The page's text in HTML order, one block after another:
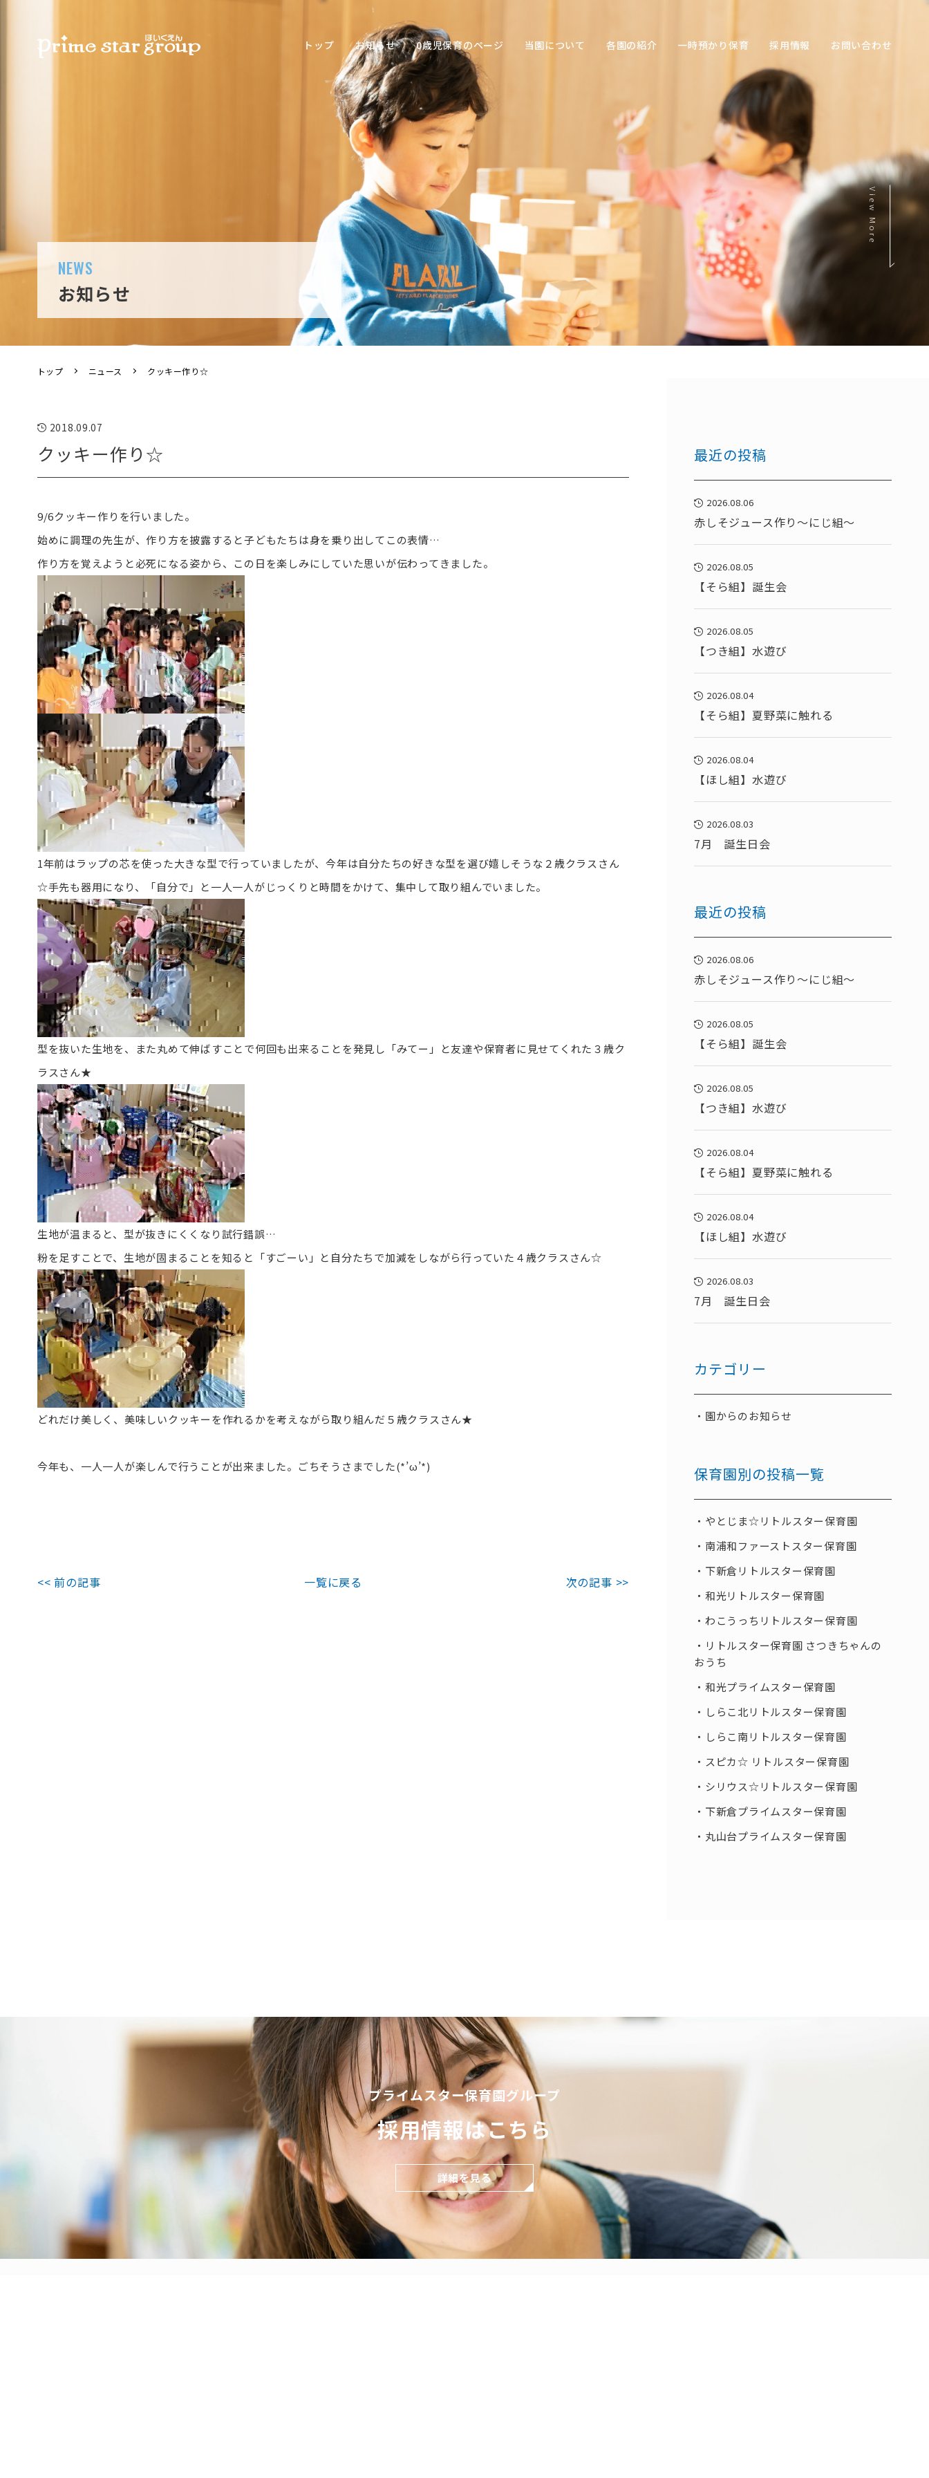
トップ お知らせ 0歳児保育のページ 当園について
環境
色
各園の紹介 一時預かり保育 採用情報 お問い合わせ
NEWS
お知らせ
View More
トップ ニュース クッキー作り☆
2018.09.07
クッキー作り☆
9/6クッキー作りを行いました。
始めに調理の先生が、作り方を披露すると子どもたちは身を乗り出してこの表情…
作り方を覚えようと必死になる姿から、この日を楽しみにしていた思いが伝わってきました。
1年前はラップの芯を使った大きな型で行っていましたが、今年は自分たちの好きな型を選び嬉しそうな２歳クラスさん
☆手先も器用になり、「自分で」と一人一人がじっくりと時間をかけて、集中して取り組んでいました。
型を抜いた生地を、また丸めて伸ばすことで何回も出来ることを発見し「みてー」と友達や保育者に見せてくれた３歳ク
ラスさん★
生地が温まると、型が抜きにくくなり試行錯誤…
粉を足すことで、生地が固まることを知ると「すごーい」と自分たちで加減をしながら行っていた４歳クラスさん☆
どれだけ美しく、美味しいクッキーを作れるかを考えながら取り組んだ５歳クラスさん★
今年も、一人一人が楽しんで行うことが出来ました。ごちそうさまでした(*’ω’*)
<< 前の記事 一覧に戻る 次の記事 >>
最近の投稿
2026.08.06
赤しそジュース作り～にじ組～
2026.08.05
【そら組】誕生会
2026.08.05
【つき組】水遊び
2026.08.04
【そら組】夏野菜に触れる
2026.08.04
【ほし組】水遊び
2026.08.03
7月 誕生日会
最近の投稿
2026.08.06
赤しそジュース作り～にじ組～
2026.08.05
【そら組】誕生会
2026.08.05
【つき組】水遊び
2026.08.04
【そら組】夏野菜に触れる
2026.08.04
【ほし組】水遊び
2026.08.03
7月 誕生日会
カテゴリー
園からのお知らせ
保育園別の投稿一覧
やとじま☆リトルスター保育園
南浦和ファーストスター保育園
下新倉リトルスター保育園
和光リトルスター保育園
わこうっちリトルスター保育園
リトルスター保育園 さつきちゃんの
おうち
和光プライムスター保育園
しらこ北リトルスター保育園
しらこ南リトルスター保育園
スピカ☆ リトルスター保育園
シリウス☆リトルスター保育園
下新倉プライムスター保育園
丸山台プライムスター保育園
プライムスター保育園グループ
採用情報はこちら
詳細を見る